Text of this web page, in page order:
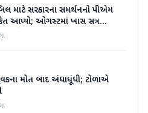
માટે સરકારના સમર્થનનો પીએમ
આપ્યો; ઓગસ્ટમાં ખાસ સત્ર
છે - સૂત્રો
મોત બાદ અંધાધૂંધી; ટોળાએ